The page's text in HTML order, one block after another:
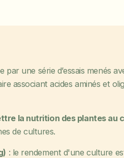
une série d’essais menés
associant acides aminés et
la nutrition des plantes au
de cultures.
: le rendement d'une culture